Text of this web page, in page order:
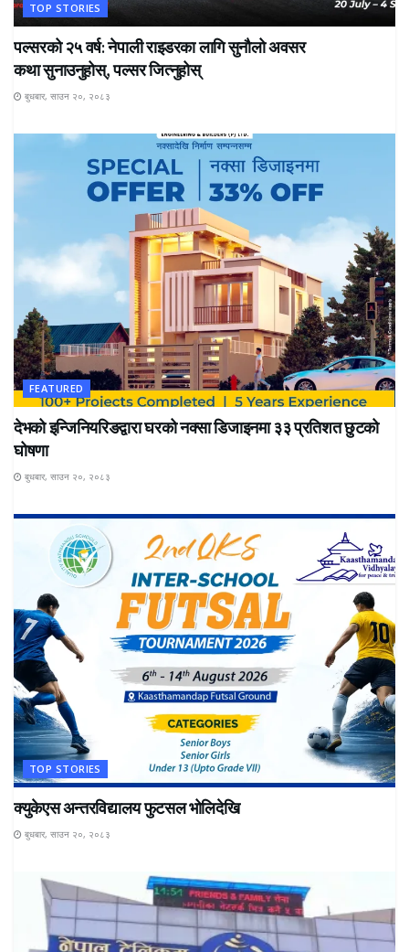
TOP STORIES
पल्सरको २५ वर्ष: नेपाली राइडरका लागि सुनौलो अवसर
कथा सुनाउनुहोस्, पल्सर जित्नुहोस्
बुधबार, साउन २०, २०८३
FEATURED
देभको इन्जिनियरिङद्वारा घरको नक्सा डिजाइनमा ३३ प्रतिशत छुटको
घोषणा
बुधबार, साउन २०, २०८३
TOP STORIES
क्युकेएस अन्तरविद्यालय फुटसल भोलिदेखि
बुधबार, साउन २०, २०८३